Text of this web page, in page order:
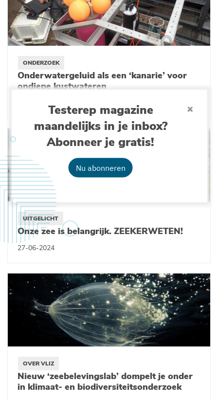
Testerep magazine
maandelijks in je inbox?
Abonneer je gratis!
Nu abonneren
ONDERZOEK
Onderwatergeluid als een ‘kanarie’ voor
ondiepe kustwateren
UITGELICHT
Onze zee is belangrijk. ZEEKERWETEN!
27-06-2024
OVER VLIZ
Nieuw ‘zeebelevingslab’ dompelt je onder
in klimaat- en biodiversiteitsonderzoek